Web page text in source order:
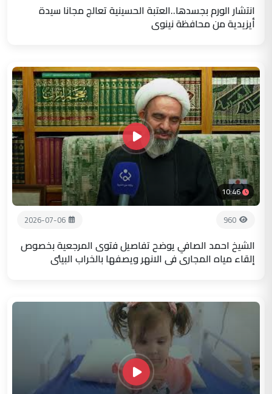
انتشار الورم بجسدها..العتبة الحسينية تعالج مجانا سيدة
أيزيدية من محافظة نينوى
10:46
960
2026-07-06
الشيخ احمد الصافي يوضح تفاصيل فتوى المرجعية بخصوص
إلقاء مياه المجاري في الانهر ويصفها بالخراب البيئي